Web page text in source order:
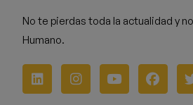
No te pierdas toda la actualidad y
Humano.